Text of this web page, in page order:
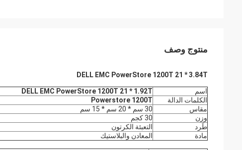
منتوج وصف
DELL EMC PowerStore 1200T 21 * 3.84T
اسم
DELL EMC PowerStore 1200T 21 * 1.92T
الكلمات الدالة
Powerstore 1200T
مقاس
30 سم * 20 سم * 15 سم
وزن
30 كجم
طَرد
التعبئة الكرتون
مادة
المعادن والبلاستيك